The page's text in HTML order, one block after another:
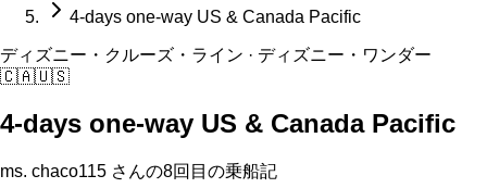
4-days one-way US & Canada Pacific
ディズニー・クルーズ・ライン · ディズニー・ワンダー
🇨🇦🇺🇸
4-days one-way US & Canada Pacific
ms. chaco115 さんの8回目の乗船記